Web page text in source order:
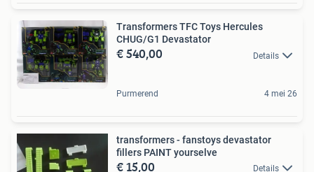
Transformers TFC Toys Hercules
CHUG/G1 Devastator
€ 540,00 Details
Purmerend 4 mei 26
transformers - fanstoys devastator
fillers PAINT yourselve
€ 15,00 Details